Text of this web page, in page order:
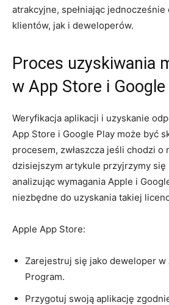
atrakcyjne, spełniając
klientów,​ jak i deweloperów.
Proces uzyskiwania
w App Store i Google
Weryfikacja⁢ aplikacji i uzyskanie
App Store i Google Play może być
procesem, zwłaszcza jeśli chodzi
dzisiejszym artykule przyjrzymy
analizując⁣ wymagania Apple⁣ i
niezbędne do uzyskania takiej
Apple App Store:
Zarejestruj się jako deweloper
Program.
Przygotuj swoją aplikację